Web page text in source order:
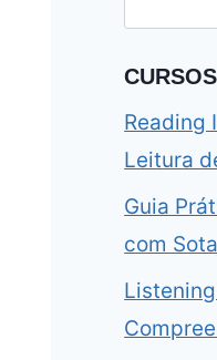
Reading
Leitura
Guia
com